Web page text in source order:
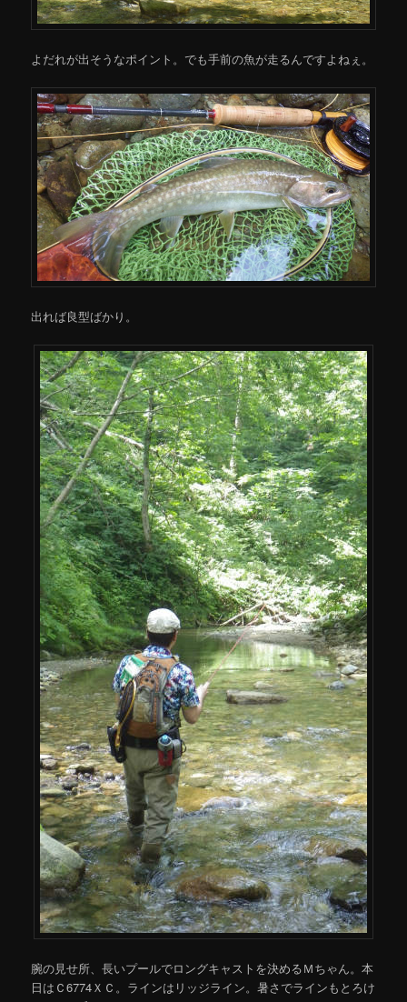
よだれが出そうなポイント。でも手前の魚が走るんですよねぇ。
出れば良型ばかり。
腕の見せ所、長いプールでロングキャストを決めるＭちゃん。本
日はＣ6774ＸＣ。ラインはリッジライン。暑さでラインもとろけ